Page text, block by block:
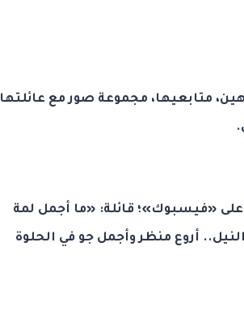
متابعيها، مجموعة صور مع عائلتها
«فيسبوك»؛ قائلة: «ما أجمل لمة
أروع منظر وأجمل جو في الحلوة